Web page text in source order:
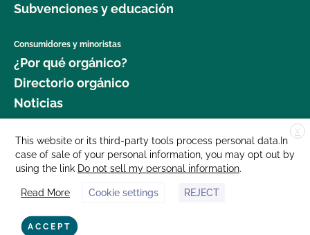
Subvenciones y educación
Consumidores y minoristas
¿Por qué orgánico?
Directorio orgánico
Noticias
Donar
Carreras profesionales
Sala de prensa
Contáctenos
877 Cedar Street, Suite 248, Santa Cruz, CA 95060 © 2025 CCOF.org
X
This website or its third-party tools process personal data.In
case of sale of your personal information, you may opt out by
using the link Do not sell my personal information.
Read More Cookie settings REJECT
ACCEPT